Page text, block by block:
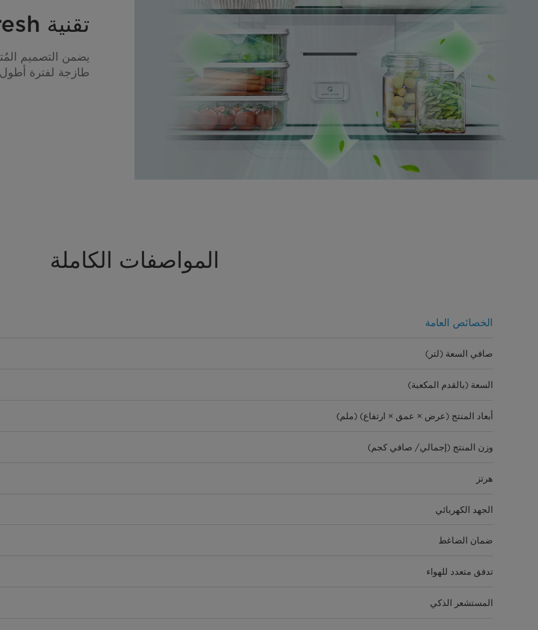
تقنية Active C Fresh
يضمن التصميم
طازجة لفترة
المواصفات الكاملة
الخصائص العامة
صافي السعة (لتر)
السعة (بالقدم المكعبة)
أبعاد المنتج (عرض × عمق × ارتفاع) (ملم)
وزن المنتج (إجمالي/ صافي كجم)
هرتز
الجهد الكهربائي
ضمان الضاغط
تدفق متعدد للهواء
المستشعر الذكي